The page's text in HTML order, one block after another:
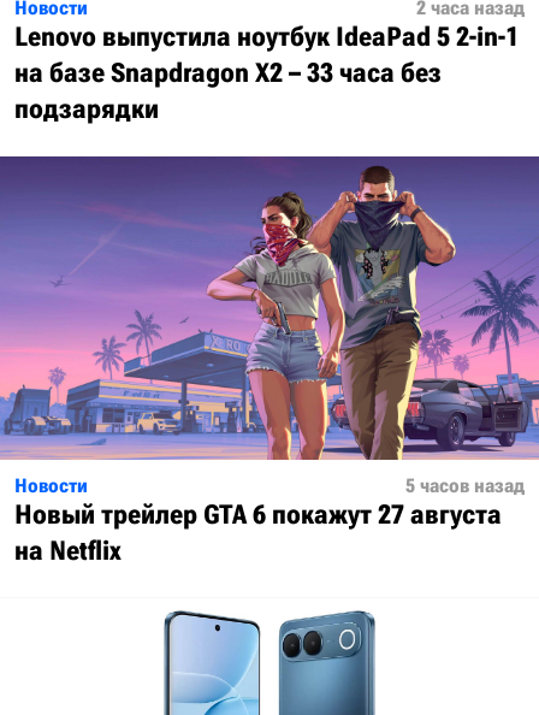
Новости 2 часа назад
Lenovo выпустила ноутбук IdeaPad 5 2-in-1
на базе Snapdragon X2 – 33 часа без
подзарядки
Новости 5 часов назад
Новый трейлер GTA 6 покажут 27 августа
на Netflix